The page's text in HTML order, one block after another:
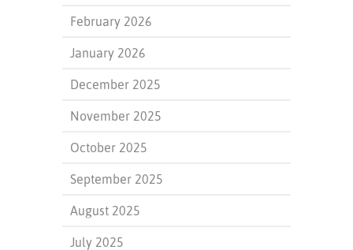
February 2026
January 2026
December 2025
November 2025
October 2025
September 2025
August 2025
July 2025